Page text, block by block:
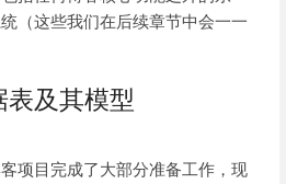
（这些我们在后续章节中会一一
表及其模型
项目完成了大部分准备工作，现